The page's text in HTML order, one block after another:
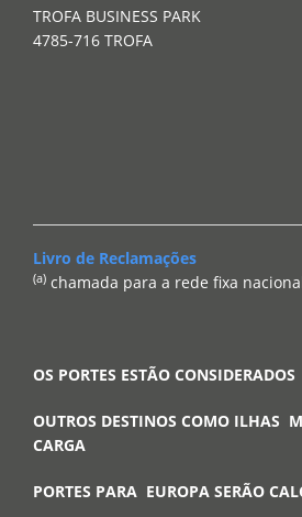
TROFA BUSINESS PARK
4785-716 TROFA
Livro de Reclamações
(a) chamada para a rede fixa
OS PORTES ESTÃO
OUTROS DESTINOS COMO ILHAS
CARGA
PORTES PARA EUROPA SERÃO